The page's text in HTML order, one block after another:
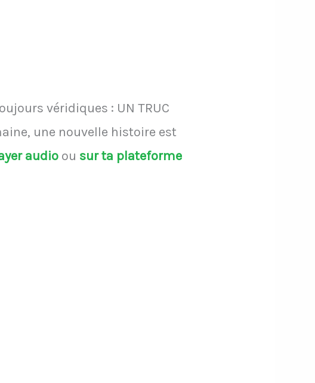
véridiques : UN TRUC
une nouvelle histoire est
audio ou sur ta plateforme